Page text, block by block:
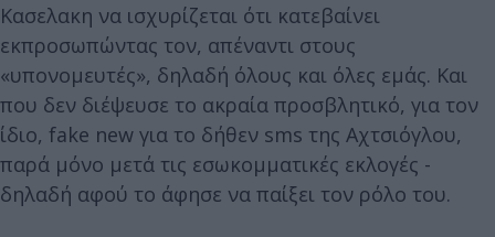
Κασελακη να ισχυρίζεται ότι κατεβαίνει
εκπροσωπώντας τον, απέναντι στους
«υπονομευτές», δηλαδή όλους και όλες εμάς. Και
που δεν διέψευσε το ακραία προσβλητικό, για τον
ίδιο, fake new για το δήθεν sms της Αχτσιόγλου,
παρά μόνο μετά τις εσωκομματικές εκλογές -
δηλαδή αφού το άφησε να παίξει τον ρόλο του.